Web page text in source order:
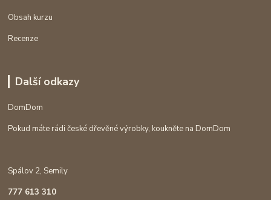
Obsah kurzu
Recenze
Další odkazy
DomDom
Pokud máte rádi české dřevěné výrobky, koukněte na DomDom
Spálov 2, Semily
777 613 310